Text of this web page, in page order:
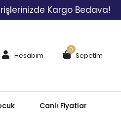
Kargo Bedava!
Hesabım Sepetim
0
Canlı Fiyatlar